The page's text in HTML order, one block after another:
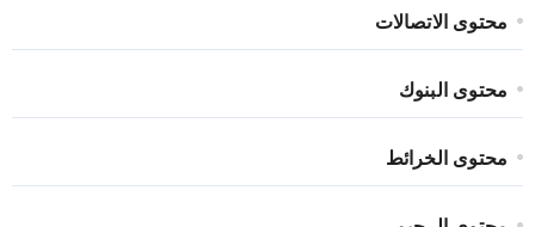
محتوى الاتصالات
محتوى البنوك
محتوى الخرائط